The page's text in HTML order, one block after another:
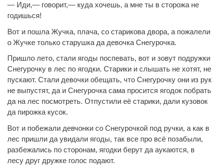
— Иди,— говорит,— куда хочешь, а мне ты в сторожа не
годишься!
Вот и пошла Жучка, плача, со старикова двора, а пожалели
о Жучке только старушка да девочка Снегурочка.
Пришло лето, стали ягоды поспевать, вот и зовут подружки
Снегурочку в лес по ягодки. Старики и слышать не хотят, не
пускают. Стали девочки обещать, что Снегурочку они из рук
не выпустят, да и Снегурочка сама просится ягодок побрать
да на лес посмотреть. Отпустили её старики, дали кузовок
да пирожка кусок.
Вот и побежали девчонки со Снегурочкой под ручки, а как в
лес пришли да увидали ягоды, так все про всё позабыли,
разбежались по сторонам, ягодки берут да аукаются, в
лесу друг дружке голос подают.